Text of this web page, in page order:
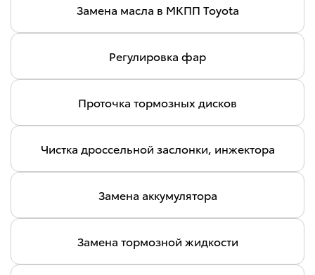
Замена масла в МКПП Toyota
Регулировка фар
Проточка тормозных дисков
Чистка дроссельной заслонки, инжектора
Замена аккумулятора
Замена тормозной жидкости